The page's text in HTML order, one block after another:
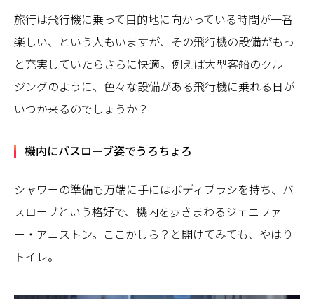
旅行は飛行機に乗って目的地に向かっている時間が一番
楽しい、という人もいますが、その飛行機の設備がもっ
と充実していたらさらに快適。例えば大型客船のクルー
ジングのように、色々な設備がある飛行機に乗れる日が
いつか来るのでしょうか？
機内にバスローブ姿でうろちょろ
シャワーの準備も万端に手にはボディブラシを持ち、バ
スローブという格好で、機内を歩きまわるジェニファ
ー・アニストン。ここかしら？と開けてみても、やはり
トイレ。